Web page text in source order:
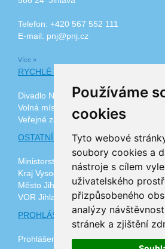
Používáme
cookies
Tyto webové
soubory cookies a
nástroje s cílem
uživatelského
přizpůsobeného
analýzy
stránek a zjištění
Telefon: +420 567 552 111
E-mail: pnj@pnj.cz
Více »
RYCHLÉ ODKAZY
Divadlo Na Kopečku
Volná místa
Veřejné zakázky
OSTATNÍ ODKAZY
Ministerstvo zdravotnictví ČR
Kraj Vysočina
Město Jihlava
VOR Jihlava, z.ú.
PROHLÁŠENÍ O PŘÍSTUPNOSTI
Prohlášení o přístupnosti